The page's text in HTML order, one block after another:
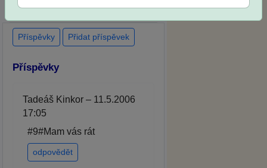
zkouškách
Příspěvky Přidat příspěvek
Příspěvky
Tadeáš Kinkor – 11.5.2006
17:05
#9#Mam vás rát
odpovědět